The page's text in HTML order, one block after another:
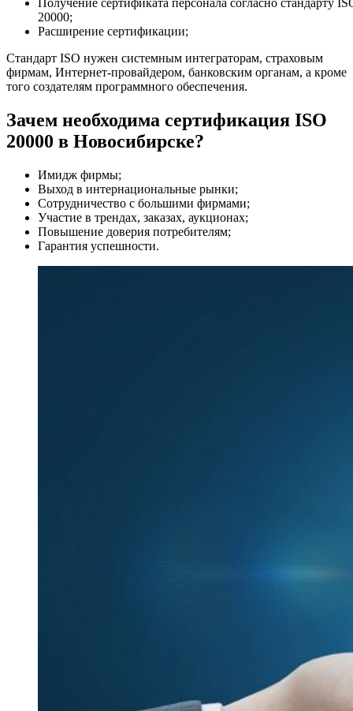
20000;
Расширение сертификации;
Стандарт ISO нужен системным интеграторам, страховым
фирмам, Интернет-провайдером, банковским органам, а кроме
того создателям программного обеспечения.
Зачем необходима сертификация ISO
20000 в Новосибирске?
Имидж фирмы;
Выход в интернациональные рынки;
Сотрудничество с большими фирмами;
Участие в трендах, заказах, аукционах;
Повышение доверия потребителям;
Гарантия успешности.